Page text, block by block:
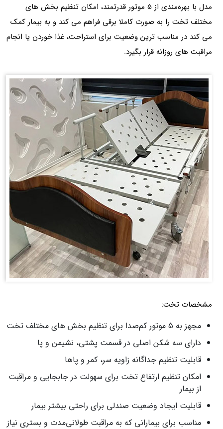
مدل با بهره‌مندی از 5 موتور قدرتمند، امکان تنظیم بخش های
مختلف تخت را به صورت کاملا برقی فراهم می کند و به بیمار کمک
می کند در مناسب ترین وضعیت برای استراحت، غذا خوردن یا انجام
مراقبت های روزانه قرار بگیرد.
مشخصات تخت:
مجهز به 5 موتور کم‌صدا برای تنظیم بخش‌ های مختلف تخت
دارای سه شکن اصلی در قسمت پشتی، نشیمن و پا
قابلیت تنظیم جداگانه زاویه سر، کمر و پاها
امکان تنظیم ارتفاع تخت برای سهولت در جابجایی و مراقبت
از بیمار
قابلیت ایجاد وضعیت صندلی برای راحتی بیشتر بیمار
مناسب برای بیمارانی که به مراقبت طولانی‌مدت و بستری نیاز